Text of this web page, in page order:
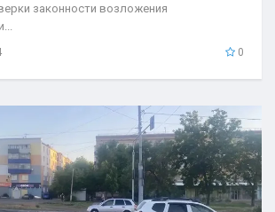
законности возложения
0